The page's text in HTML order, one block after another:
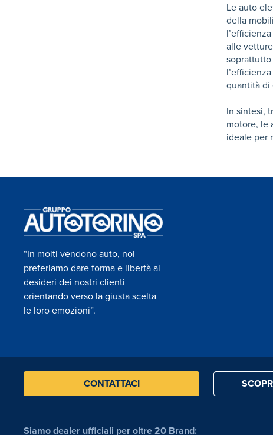
Le auto
della
alle
quantità di
In sintesi,
motore, le
ideale per
“In molti vendono auto, noi
preferiamo dare forma e libertà ai
desideri dei nostri clienti
orientando verso la giusta scelta
le loro emozioni”.
CONTATTACI
Siamo dealer ufficiali per oltre 20 Brand: